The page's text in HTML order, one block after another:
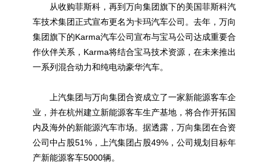
从收购菲斯科，再到万向集团旗下的美国菲斯科汽
车技术集团正式宣布更名为卡玛汽车公司。去年，万向
集团旗下的Karma汽车公司宣布与宝马公司达成重要合
作伙伴关系，Karma将结合宝马技术资源，在未来推出
一系列混合动力和纯电动豪华汽车。
上汽集团与万向集团合资成立了一家新能源客车企
业，并在杭州建立新能源客车生产基地，将合作开拓国
内及海外的新能源汽车市场。据透露，万向集团在合资
公司中占股51%，上汽集团占股49%，公司规划目标年
产新能源客车5000辆。